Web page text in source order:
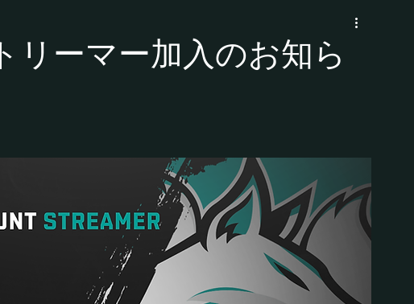
番組出演
リーマー加入のお知ら